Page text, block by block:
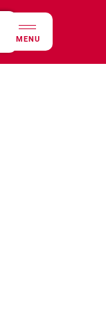
MENU